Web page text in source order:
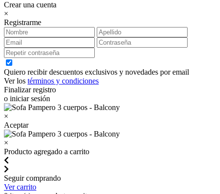
Crear una cuenta
×
Registrarme
Quiero recibir descuentos exclusivos y novedades por email
Ver los términos y condiciones
Finalizar registro
o iniciar sesión
×
Aceptar
×
Producto agregado a carrito
Seguir comprando
Ver carrito